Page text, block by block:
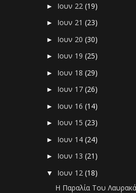
► Ιουν 22(19)
► Ιουν 21(23)
► Ιουν 20(30)
► Ιουν 19(25)
► Ιουν 18(29)
► Ιουν 17(26)
► Ιουν 16(14)
► Ιουν 15(23)
► Ιουν 14(24)
► Ιουν 13(21)
▼ Ιουν 12(18)
Η Παραλία Του